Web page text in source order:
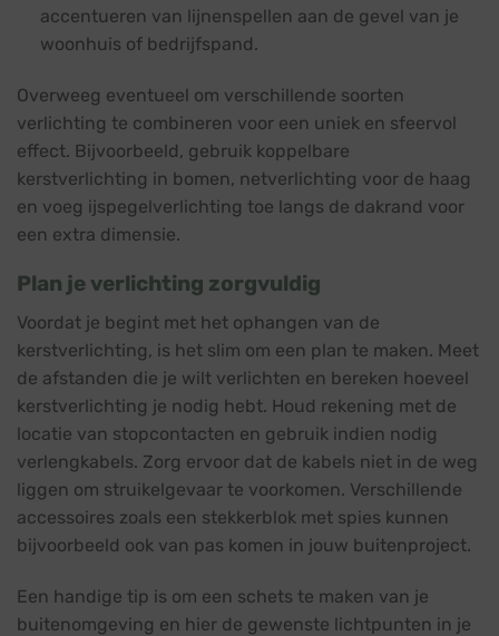
accentueren van lijnenspellen aan de gevel van je
woonhuis of bedrijfspand.
Overweeg eventueel om verschillende soorten
verlichting te combineren voor een uniek en sfeervol
effect. Bijvoorbeeld, gebruik koppelbare
kerstverlichting in bomen, netverlichting voor de haag
en voeg ijspegelverlichting toe langs de dakrand voor
een extra dimensie.
Plan je verlichting zorgvuldig
Voordat je begint met het ophangen van de
kerstverlichting, is het slim om een plan te maken. Meet
de afstanden die je wilt verlichten en bereken hoeveel
kerstverlichting je nodig hebt. Houd rekening met de
locatie van stopcontacten en gebruik indien nodig
verlengkabels. Zorg ervoor dat de kabels niet in de weg
liggen om struikelgevaar te voorkomen. Verschillende
accessoires zoals een stekkerblok met spies kunnen
bijvoorbeeld ook van pas komen in jouw buitenproject.
Een handige tip is om een schets te maken van je
buitenomgeving en hier de gewenste lichtpunten in je